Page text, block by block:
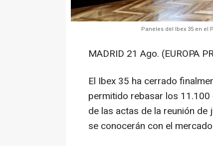
Paneles del Ibex 35 en el
MADRID 21 Ago. (EUROPA
El Ibex 35 ha cerrado
permitido rebasar los
de las actas de la reunión de
se conocerán con el